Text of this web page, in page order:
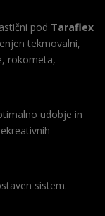
pod Taraflex
tekmovalni,
rokometa,
udobje in
sistem.